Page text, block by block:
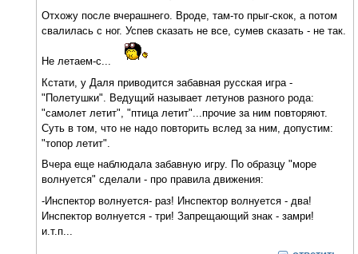
Отхожу после вчерашнего. Вроде, там-то прыг-скок, а потом
свалилась с ног. Успев сказать не все, сумев сказать - не так.
Не летаем-с...
Кстати, у Даля приводится забавная русская игра -
"Полетушки". Ведущий называет летунов разного рода:
"самолет летит", "птица летит"...прочие за ним повторяют.
Суть в том, что не надо повторить вслед за ним, допустим:
"топор летит".
Вчера еще наблюдала забавную игру. По образцу "море
волнуется" сделали - про правила движения:
-Инспектор волнуется- раз! Инспектор волнуется - два!
Инспектор волнуется - три! Запрещающий знак - замри!
и.т.п...